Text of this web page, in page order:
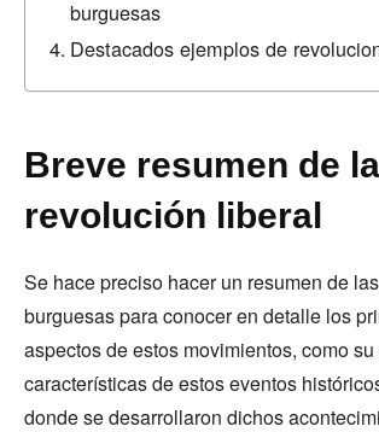
burguesas
Destacados ejemplos de
Breve resumen de la
revolución liberal
Se hace preciso hacer un resumen de
burguesas para conocer en detalle los
aspectos de estos movimientos, como
características de estos eventos
donde se desarrollaron dichos